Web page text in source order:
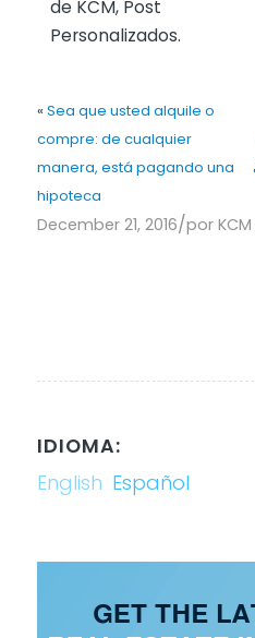
de KCM, Post
Personalizados.
« Sea que usted alquile o
compre: de cualquier
manera, está pagando una
hipoteca
December 21, 2016/por KCM
IDIOMA:
English Español